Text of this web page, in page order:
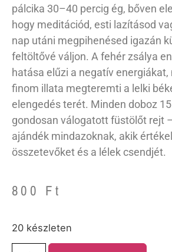
pálcika 30–40 percig ég, bőven
hogy meditációd, esti lazításod
nap utáni megpihenésed igazán
feltöltővé váljon. A fehér zsálya
hatása elűzi a negatív
finom illata megteremti a lelki
elengedés terét. Minden doboz
gondosan válogatott füstölőt rejt
ajándék mindazoknak, akik
összetevőket és a lélek csendjét.
800 Ft
20 készleten